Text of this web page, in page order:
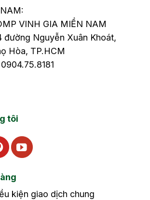
VINH GIA MIỀN NAM
đường Nguyễn Xuân Khoát,
Hòa, TP.HCM
tôi
kiện giao dịch chung